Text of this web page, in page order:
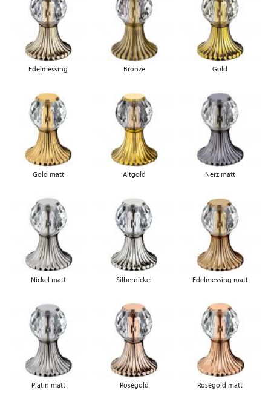
Edelmessing Bronze Gold
Gold matt Altgold Nerz matt
Nickel matt Silbernickel Edelmessing matt
Platin matt Roségold Roségold matt